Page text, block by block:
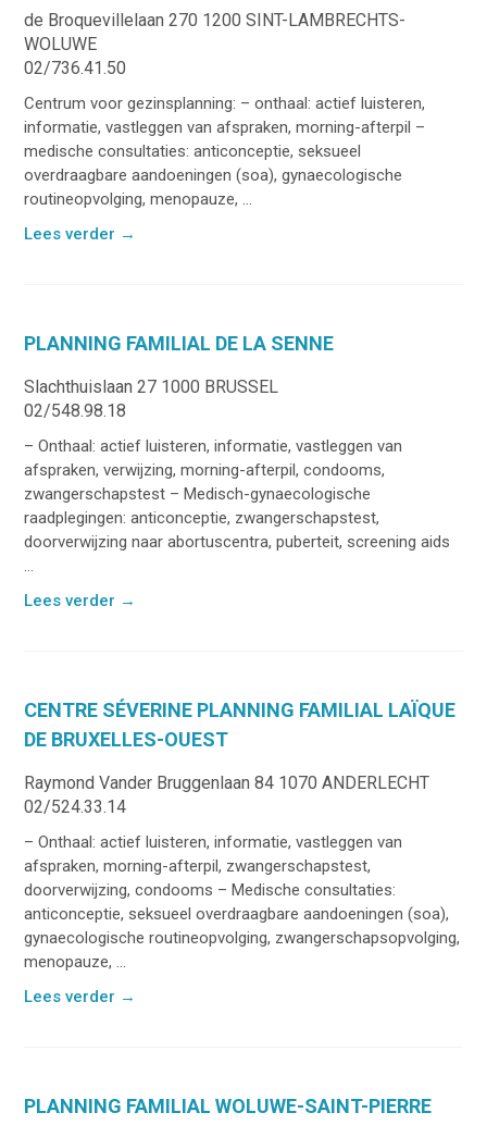
de Broquevillelaan 270 1200 SINT-LAMBRECHTS-
WOLUWE
02/736.41.50
Centrum voor gezinsplanning: – onthaal: actief luisteren,
informatie, vastleggen van afspraken, morning-afterpil –
medische consultaties: anticonceptie, seksueel
overdraagbare aandoeningen (soa), gynaecologische
routineopvolging, menopauze, ...
Lees verder →
PLANNING FAMILIAL DE LA SENNE
Slachthuislaan 27 1000 BRUSSEL
02/548.98.18
– Onthaal: actief luisteren, informatie, vastleggen van
afspraken, verwijzing, morning-afterpil, condooms,
zwangerschapstest – Medisch-gynaecologische
raadplegingen: anticonceptie, zwangerschapstest,
doorverwijzing naar abortuscentra, puberteit, screening aids
...
Lees verder →
CENTRE SÉVERINE PLANNING FAMILIAL LAÏQUE
DE BRUXELLES-OUEST
Raymond Vander Bruggenlaan 84 1070 ANDERLECHT
02/524.33.14
– Onthaal: actief luisteren, informatie, vastleggen van
afspraken, morning-afterpil, zwangerschapstest,
doorverwijzing, condooms – Medische consultaties:
anticonceptie, seksueel overdraagbare aandoeningen (soa),
gynaecologische routineopvolging, zwangerschapsopvolging,
menopauze, ...
Lees verder →
PLANNING FAMILIAL WOLUWE-SAINT-PIERRE